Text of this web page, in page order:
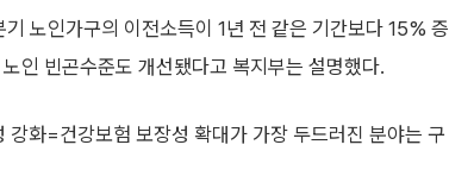
노인가구의 이전소득이 1년 전 같은 기간보다 15% 증
인 빈곤수준도 개선됐다고 복지부는 설명했다.
화=건강보험 보장성 확대가 가장 두드러진 분야는 구